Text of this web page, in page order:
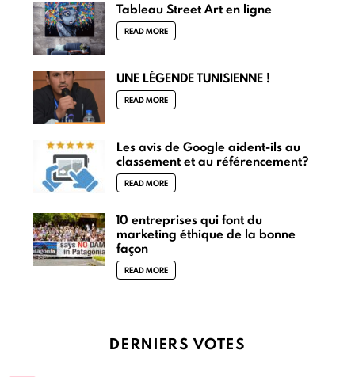
Tableau Street Art en ligne
READ MORE
UNE LÉGENDE TUNISIENNE !
READ MORE
Les avis de Google aident-ils au
classement et au référencement?
READ MORE
10 entreprises qui font du
marketing éthique de la bonne
façon
READ MORE
DERNIERS VOTES